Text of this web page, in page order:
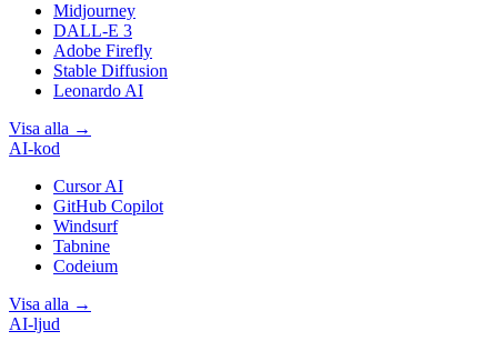
Midjourney
DALL-E 3
Adobe Firefly
Stable Diffusion
Leonardo AI
Visa alla →
AI-kod
Cursor AI
GitHub Copilot
Windsurf
Tabnine
Codeium
Visa alla →
AI-ljud